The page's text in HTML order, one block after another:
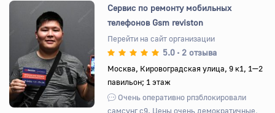
Назад Вперед
Сервис по ремонту мобильных
телефонов Gsm reviston
Перейти на сайт организации
5.0 • 2 отзыва
Москва, Кировоградская улица, 9 к1, 1—2
павильон; 1 этаж
Очень оперативно рпзблокировали
самсунг с9. Цены очень демократичные,